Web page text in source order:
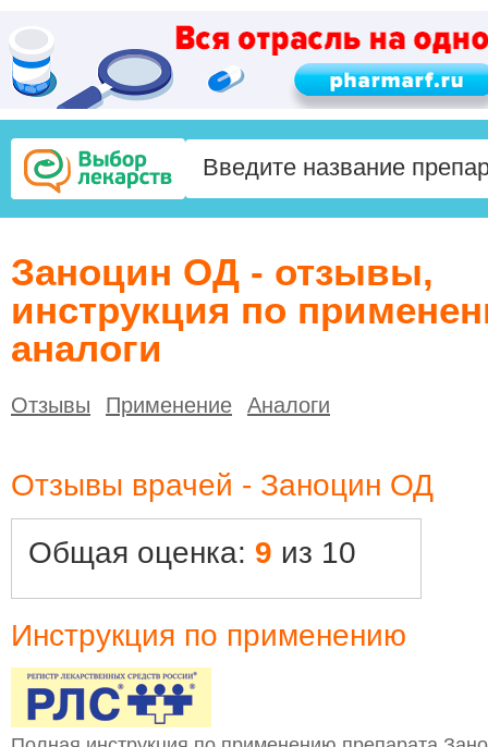
Заноцин ОД - отзывы,
инструкция по
аналоги
Отзывы Применение Аналоги
Отзывы врачей - Заноцин ОД
Общая оценка: 9 из 10
Инструкция по применению